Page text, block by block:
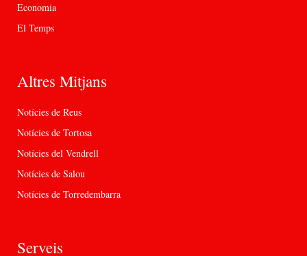
Economia
El Temps
Altres Mitjans
Notícies de Reus
Notícies de Tortosa
Notícies del Vendrell
Notícies de Salou
Notícies de Torredembarra
Serveis